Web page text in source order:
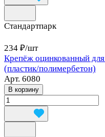
Стандартпарк
234 ₽/шт
Крепёж оцинкованный
(пластик/полимербетон)
Арт. 6080
В корзину